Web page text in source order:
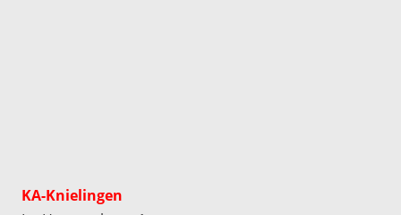
KA-Knielingen